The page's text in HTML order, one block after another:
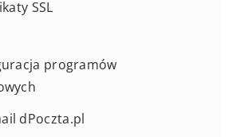
SSL
programów
dPoczta.pl